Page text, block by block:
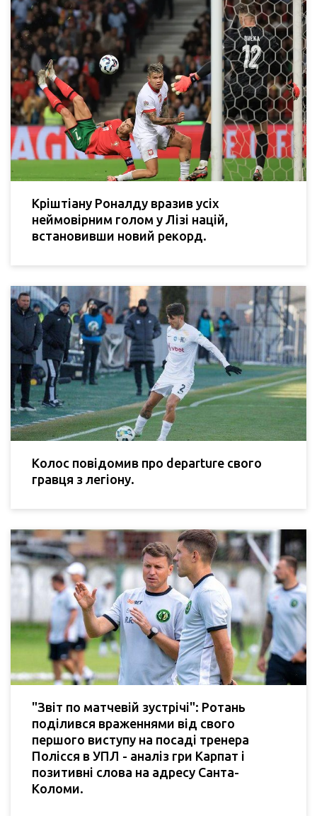
Кріштіану Роналду вразив усіх
неймовірним голом у Лізі націй,
встановивши новий рекорд.
Колос повідомив про departure свого
гравця з легіону.
"Звіт по матчевій зустрічі": Ротань
поділився враженнями від свого
першого виступу на посаді тренера
Полісся в УПЛ - аналіз гри Карпат і
позитивні слова на адресу Санта-
Коломи.